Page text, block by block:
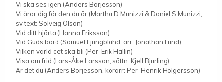
Vi ska ses igen (Anders Börjesson)
Vi ärar dig för den du är (Martha D Munizzi & Daniel S Munizzi,
sv text: Solveig Olson)
Vid ditt hjärta (Hanna Eriksson)
Vid Guds bord (Samuel Ljungblahd, arr: Jonathan Lund)
Vilken värld det ska bli (Per-Erik Hallin)
Visa om frid (Lars-Åke Larsson, sättn: Kjell Bjurling)
Är det du (Anders Börjesson, körarr: Per-Henrik Holgersson)